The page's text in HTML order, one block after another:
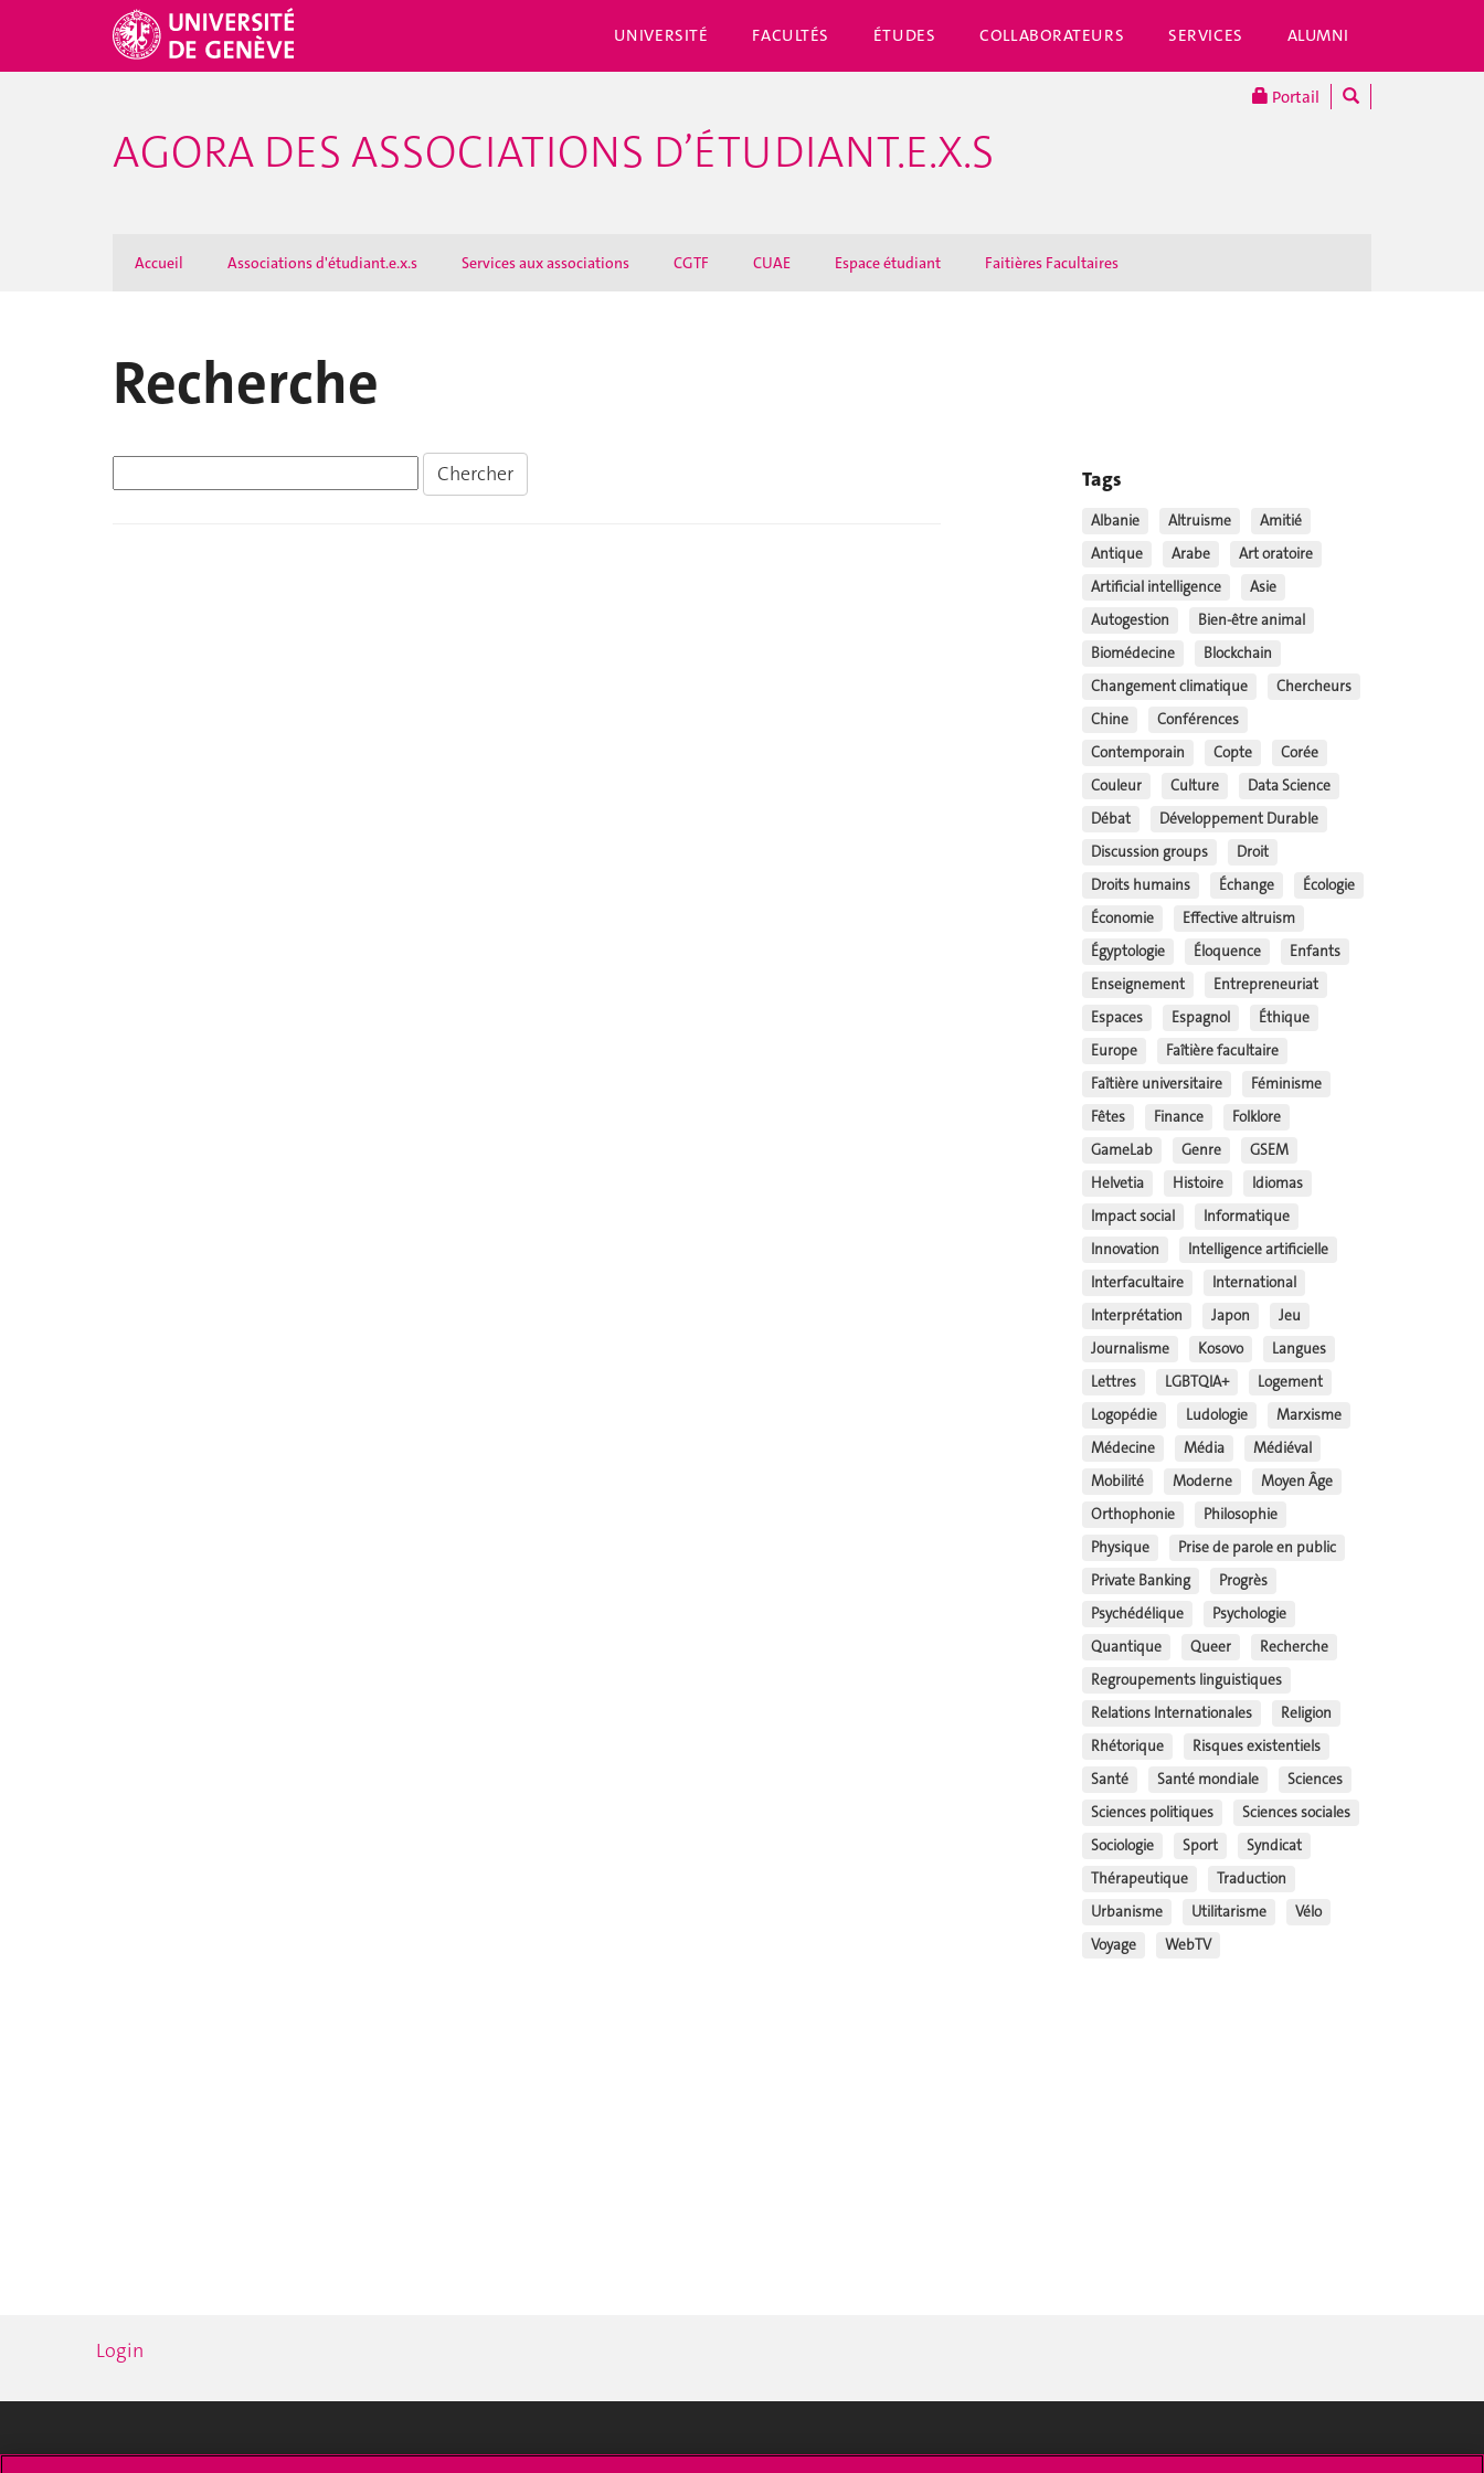
UNIVERSITÉ FACULTÉS ÉTUDES COLLABORATEURS SERVICES ALUMNI
Portail
AGORA DES ASSOCIATIONS D’ÉTUDIANT.E.X.S
Accueil Associations d'étudiant.e.x.s Services aux associations CGTF CUAE Espace étudiant Faitières Facultaires
Recherche
Tags
Albanie Altruisme
Amitié
Antique
Arabe
Art oratoire
Artificial intelligence
Asie
Autogestion
Bien-être animal
Biomédecine
Blockchain
Changement climatique
Chercheurs
Chine
Conférences
Contemporain
Copte
Corée
Couleur
Culture
Data Science
Débat
Développement Durable
Discussion groups
Droit
Droits humains
Échange
Écologie
Économie
Effective altruism
Égyptologie
Éloquence
Enfants
Enseignement
Entrepreneuriat
Espaces
Espagnol
Éthique
Europe
Faîtière facultaire
Faîtière universitaire
Féminisme
Fêtes
Finance
Folklore
GameLab
Genre
GSEM
Helvetia
Histoire
Idiomas
Impact social
Informatique
Innovation
Intelligence artificielle
Interfacultaire
International
Interprétation
Japon
Jeu
Journalisme
Kosovo
Langues
Lettres
LGBTQIA+
Logement
Logopédie
Ludologie
Marxisme
Médecine
Média
Médiéval
Mobilité
Moderne
Moyen Âge
Orthophonie
Philosophie
Physique
Prise de parole en public
Private Banking
Progrès
Psychédélique
Psychologie
Quantique
Queer
Recherche
Regroupements linguistiques
Relations Internationales
Religion
Rhétorique
Risques existentiels
Santé
Santé mondiale
Sciences
Sciences politiques
Sciences sociales
Sociologie
Sport
Syndicat
Thérapeutique
Traduction
Urbanisme
Utilitarisme
Vélo
Voyage
WebTV
Login